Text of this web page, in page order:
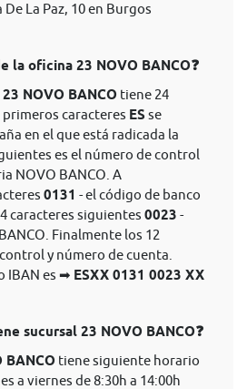
La Paz, 10 en Burgos
la oficina 23 NOVO BANCO❓
NOVO BANCO tiene 24
caracteres ES se
en el que está radicada la
es el número de control
NOVO BANCO. A
0131 - el código de banco
caracteres siguientes 0023 -
Finalmente los 12
y número de cuenta.
IBAN es ➡ ESXX 0131 0023 XX
sucursal 23 NOVO BANCO❓
BANCO tiene siguiente horario
a viernes de 8:30h a 14:00h